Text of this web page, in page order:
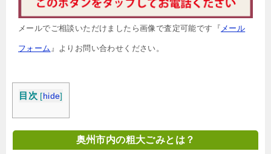
メールでご相談いただけましたら画像で査定可能です『 メール
フォーム 』よりお問い合わせください。
目次 [ hide]
奥州市内の粗大ごみとは？